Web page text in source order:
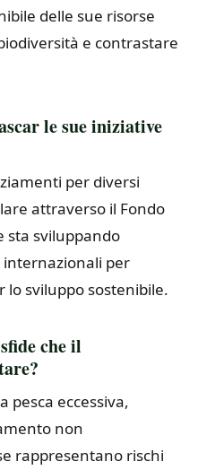
delle sue risorse
e contrastare
le sue iniziative
per diversi
attraverso il Fondo
sta sviluppando
per
lo sviluppo sostenibile.
che il
pesca eccessiva,
non
rappresentano rischi